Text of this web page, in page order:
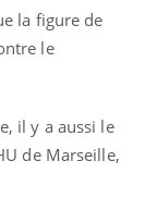
la figure de
le
il y a aussi le
de Marseille,